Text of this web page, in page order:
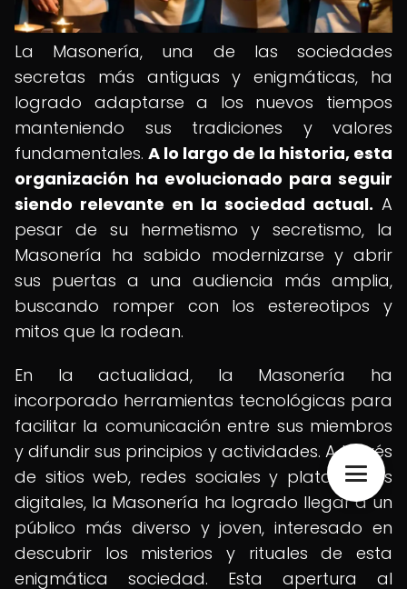
La Masonería, una de las sociedades
secretas más antiguas y enigmáticas, ha
logrado adaptarse a los nuevos tiempos
manteniendo sus tradiciones y valores
fundamentales. A lo largo de la historia, esta
organización ha evolucionado para seguir
siendo relevante en la sociedad actual. A
pesar de su hermetismo y secretismo, la
Masonería ha sabido modernizarse y abrir
sus puertas a una audiencia más amplia,
buscando romper con los estereotipos y
mitos que la rodean.
En la actualidad, la Masonería ha
incorporado herramientas tecnológicas para
facilitar la comunicación entre sus miembros
y difundir sus principios y actividades. A través
de sitios web, redes sociales y plataformas
digitales, la Masonería ha logrado llegar a un
público más diverso y joven, interesado en
descubrir los misterios y rituales de esta
enigmática sociedad. Esta apertura al